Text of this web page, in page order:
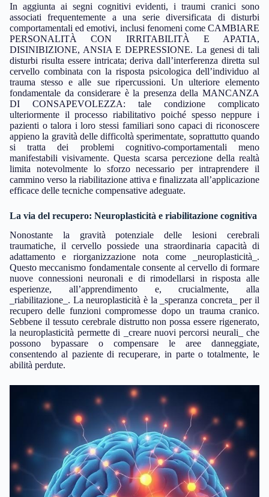
In aggiunta ai segni cognitivi evidenti, i traumi cranici sono
associati frequentemente a una serie diversificata di disturbi
comportamentali ed emotivi, inclusi fenomeni come CAMBIARE
PERSONALITÀ CON IRRITABILITÀ E APATIA,
DISINIBIZIONE, ANSIA E DEPRESSIONE. La genesi di tali
disturbi risulta essere intricata; deriva dall’interferenza diretta sul
cervello combinata con la risposta psicologica dell’individuo al
trauma stesso e alle sue ripercussioni. Un ulteriore elemento
fondamentale da considerare è la presenza della MANCANZA
DI CONSAPEVOLEZZA: tale condizione complicato
ulteriormente il processo riabilitativo poiché spesso neppure i
pazienti o talora i loro stessi familiari sono capaci di riconoscere
appieno la gravità delle difficoltà sperimentate, soprattutto quando
si tratta dei problemi cognitivo-comportamentali meno
manifestabili visivamente. Questa scarsa percezione della realtà
limita notevolmente lo sforzo necessario per intraprendere il
cammino verso la riabilitazione attiva e finalizzata all’applicazione
efficace delle tecniche compensative adeguate.
La via del recupero: Neuroplasticità e riabilitazione cognitiva
Nonostante la gravità potenziale delle lesioni cerebrali
traumatiche, il cervello possiede una straordinaria capacità di
adattamento e riorganizzazione nota come _neuroplasticità_.
Questo meccanismo fondamentale consente al cervello di formare
nuove connessioni neuronali e di rimodellarsi in risposta alle
esperienze, all’apprendimento e, crucialmente, alla
_riabilitazione_. La neuroplasticità è la _speranza concreta_ per il
recupero delle funzioni compromesse dopo un trauma cranico.
Sebbene il tessuto cerebrale distrutto non possa essere rigenerato,
la neuroplasticità permette di _creare nuovi percorsi neurali_ che
possono bypassare o compensare le aree danneggiate,
consentendo al paziente di recuperare, in parte o totalmente, le
abilità perdute.